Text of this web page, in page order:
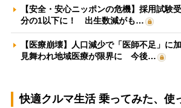
【安全・安心ニッポンの危機】採用試験
分の1以下に！ 出生数減がも…
【医療崩壊】人口減少で「医師不足」に
見舞われ地域医療が限界に 今後…
快適クルマ生活 乗ってみた、使